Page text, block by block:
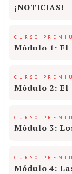
¡NOTICIAS!
CURSO
Módulo 1: El
CURSO
Módulo 2: El
CURSO
Módulo 3:
CURSO
Módulo 4: